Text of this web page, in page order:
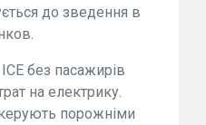
до зведення в
без пасажирів
на електрику.
порожніми